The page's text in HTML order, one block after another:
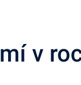
v